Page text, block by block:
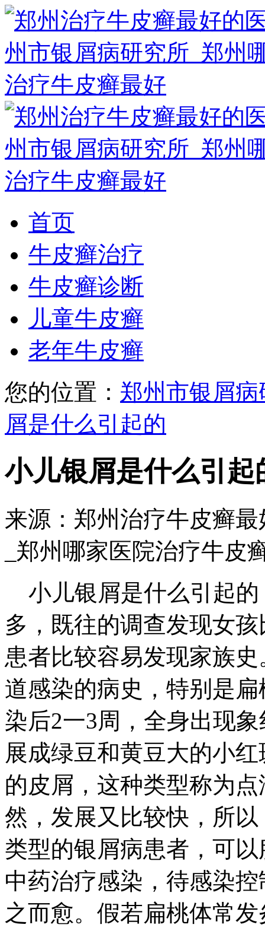
首页
牛皮癣治疗
牛皮癣诊断
儿童牛皮癣
老年牛皮癣
您的位置： 郑州市银屑病
屑是什么引起的
小儿银屑是什么引起
来源：郑州治疗牛皮癣
_郑州哪家医院治疗牛皮
小儿银屑是什么引起的
多，既往的调查发现女
患者比较容易发现家族
道感染的病史，特别是
染后2一3周，全身出现
展成绿豆和黄豆大的小
的皮屑，这种类型称为
然，发展又比较快，所
类型的银屑病患者，可
中药治疗感染，待感染
之而愈。假若扁桃体常